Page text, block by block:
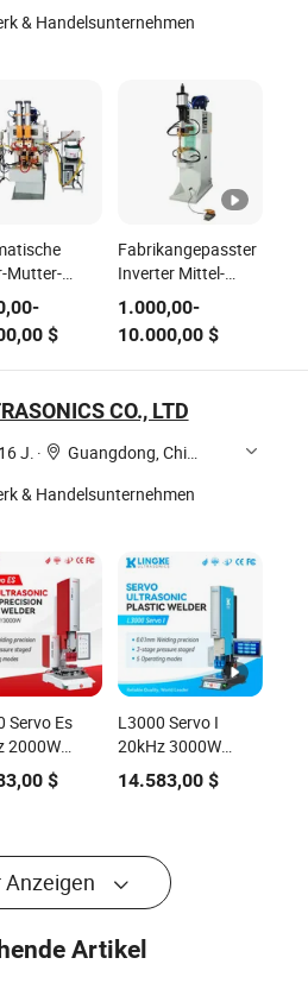
& Handelsunternehmen
Mutter-
Stift-
Mutter-
-
$
Fabrikangepasster
Inverter Mittel-
Frequenz
Gleichstrom 380V
Punktschweißmaschine
für
von Edelstahl
1.000,00-
10.000,00$
CO., LTD
16 J. ·
Guangdong, China
& Handelsunternehmen
Servo Es
2000W
$
L3000 Servo I
20kHz 3000W
Befestigungs-
Trimm-
für
Deponieauskleidung
14.583,00$
Anzeigen
Artikel